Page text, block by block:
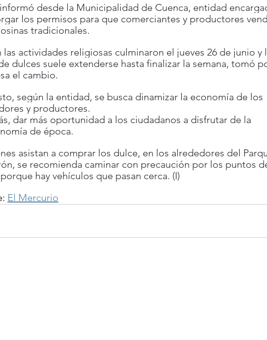
desde la Municipalidad de Cuenca, entidad
los permisos para que comerciantes y productores
tradicionales.
las actividades religiosas culminaron el jueves 26 de junio y
dulces suele extenderse hasta finalizar la semana, tomó
el cambio.
según la entidad, se busca dinamizar la economía de los
y productores.
dar más oportunidad a los ciudadanos a disfrutar de la
de época.
asistan a comprar los dulce, en los alrededores del
se recomienda caminar con precaución por los puntos
hay vehículos que pasan cerca. (I)
El Mercurio